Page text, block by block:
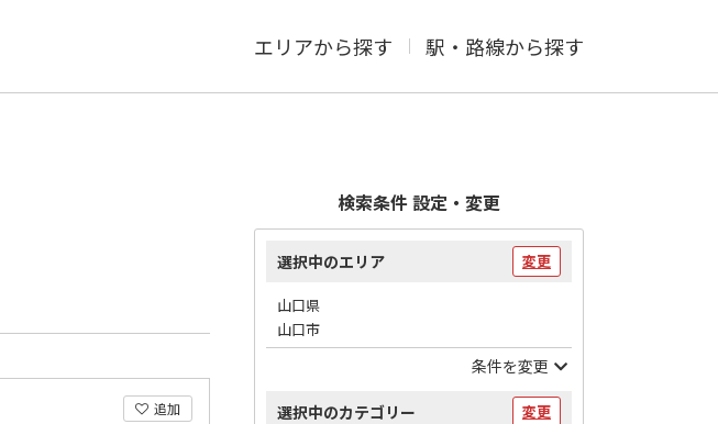
エリアから探す 駅・路線から探す
追加
検索条件 設定・変更
選択中のエリア 変更
山口県
山口市
条件を変更
選択中のカテゴリー 変更